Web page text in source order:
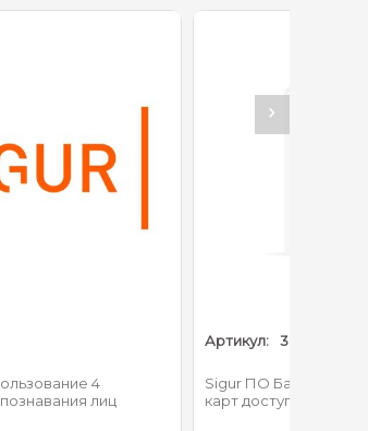
Sigur ПО Базовый модуль до 1000
карт доступа